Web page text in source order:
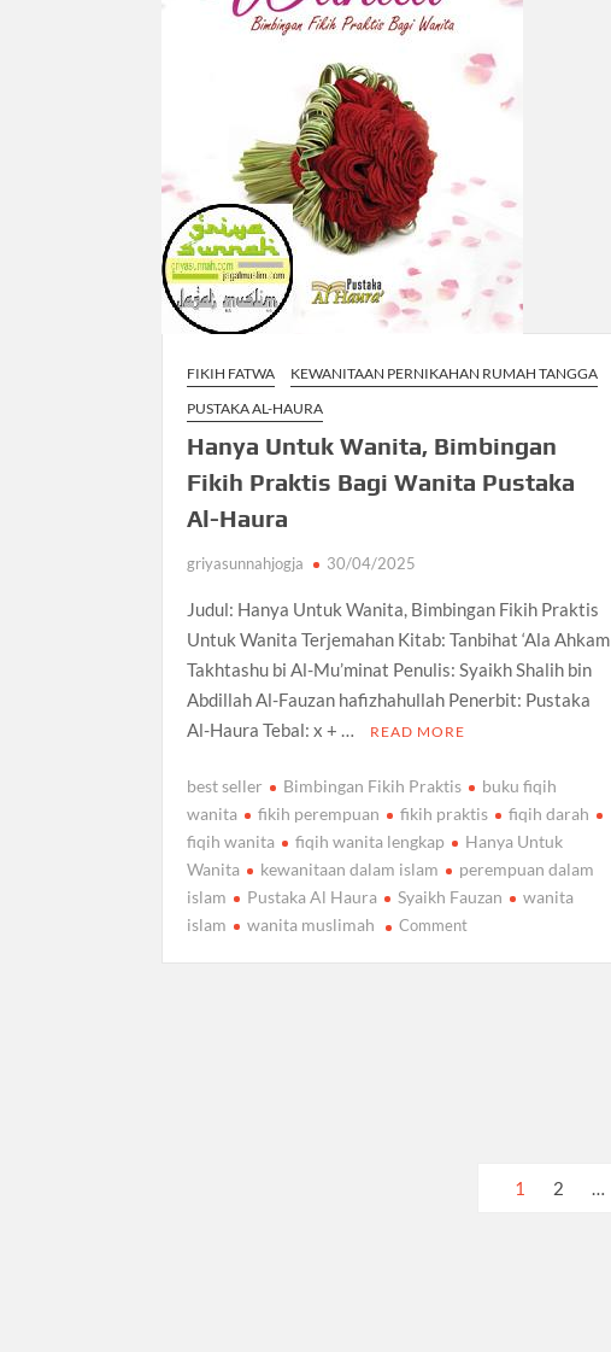
FIKIH FATWA
KEWANITAAN PERNIKAHAN RUMAH TANGGA
PUSTAKA AL-HAURA
Hanya Untuk Wanita, Bimbingan
Fikih Praktis Bagi Wanita Pustaka
Al-Haura
griyasunnahjogja 30/04/2025
Judul: Hanya Untuk Wanita, Bimbingan Fikih Praktis
Untuk Wanita Terjemahan Kitab: Tanbihat ‘Ala Ahkam
Takhtashu bi Al-Mu’minat Penulis: Syaikh Shalih bin
Abdillah Al-Fauzan hafizhahullah Penerbit: Pustaka
Al-Haura Tebal: x + …
READ MORE
best seller Bimbingan Fikih Praktis
buku fiqih
wanita
fikih perempuan fikih praktis
fiqih darah
fiqih wanita
fiqih wanita lengkap
Hanya Untuk
Wanita
kewanitaan dalam islam
perempuan dalam
islam
Pustaka Al Haura Syaikh Fauzan
wanita
islam
wanita muslimah Commenton
1 2 …